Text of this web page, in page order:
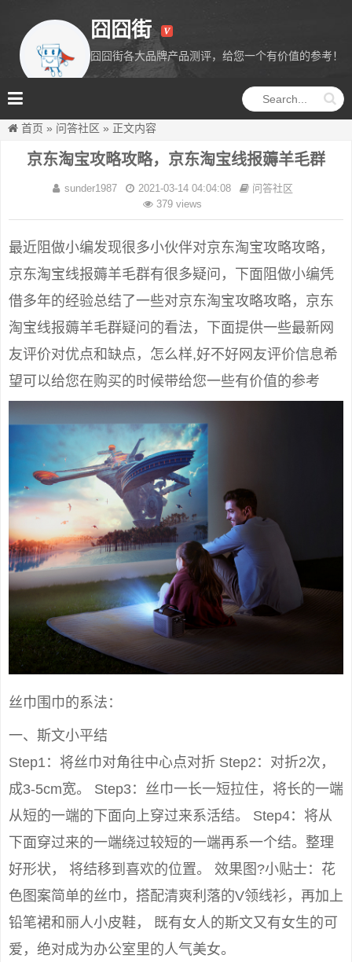
囧囧街
囧囧街各大品牌产品测评，给您一个有价值的参考！
首页 » 问答社区 » 正文内容
京东淘宝攻略攻略，京东淘宝线报薅羊毛群
sunder1987 2021-03-14 04:04:08
问答社区
379 views
最近阻做小编发现很多小伙伴对京东淘宝攻略攻略，
京东淘宝线报薅羊毛群有很多疑问，下面阻做小编凭
借多年的经验总结了一些对京东淘宝攻略攻略，京东
淘宝线报薅羊毛群疑问的看法，下面提供一些最新网
友评价对优点和缺点，怎么样,好不好网友评价信息希
望可以给您在购买的时候带给您一些有价值的参考
丝巾围巾的系法：
一、斯文小平结
Step1：将丝巾对角往中心点对折 Step2：对折2次，
成3-5cm宽。 Step3：丝巾一长一短拉住，将长的一端
从短的一端的下面向上穿过来系活结。 Step4：将从
下面穿过来的一端绕过较短的一端再系一个结。整理
好形状， 将结移到喜欢的位置。 效果图?小贴士：花
色图案简单的丝巾，搭配清爽利落的V领线衫，再加上
铅笔裙和丽人小皮鞋， 既有女人的斯文又有女生的可
爱，绝对成为办公室里的人气美女。